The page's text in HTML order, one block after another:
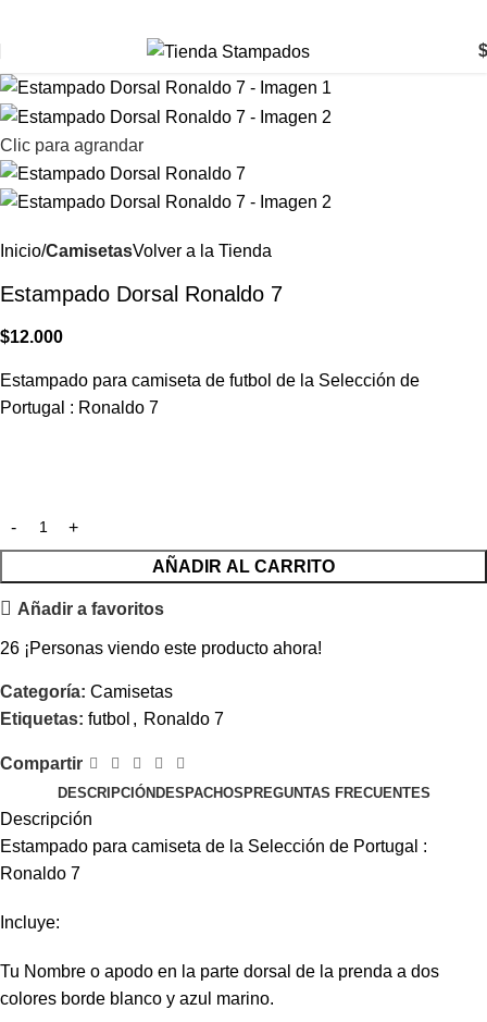
$
Clic para agrandar
Inicio CamisetasVolver a la Tienda
Estampado Dorsal Ronaldo 7
$12.000
Estampado para camiseta de futbol de la Selección de
Portugal : Ronaldo 7
AÑADIR AL CARRITO
Añadir a favoritos
26 ¡Personas viendo este producto ahora!
Categoría: Camisetas
Etiquetas: futbol , Ronaldo 7
Compartir
DESCRIPCIÓN DESPACHOS PREGUNTAS FRECUENTES
Descripción
Estampado para camiseta de la Selección de Portugal :
Ronaldo 7
Incluye:
Tu Nombre o apodo en la parte dorsal de la prenda a dos
colores borde blanco y azul marino.